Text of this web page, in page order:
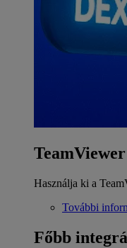
Használja ki a
További
Főbb